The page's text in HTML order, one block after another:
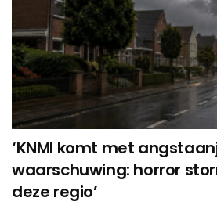
‘KNMI komt met
waarschuwing: horror
deze regio’